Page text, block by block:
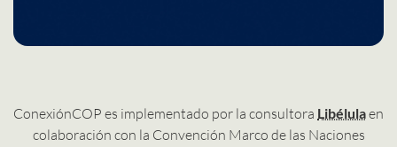
ConexiónCOP es implementado por la consultora Libélulaen
colaboración con la Convención Marco de las Naciones